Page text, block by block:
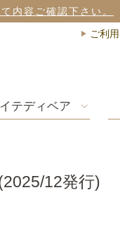
内容ご確認下さい。
ご利
テディベア
12発行)